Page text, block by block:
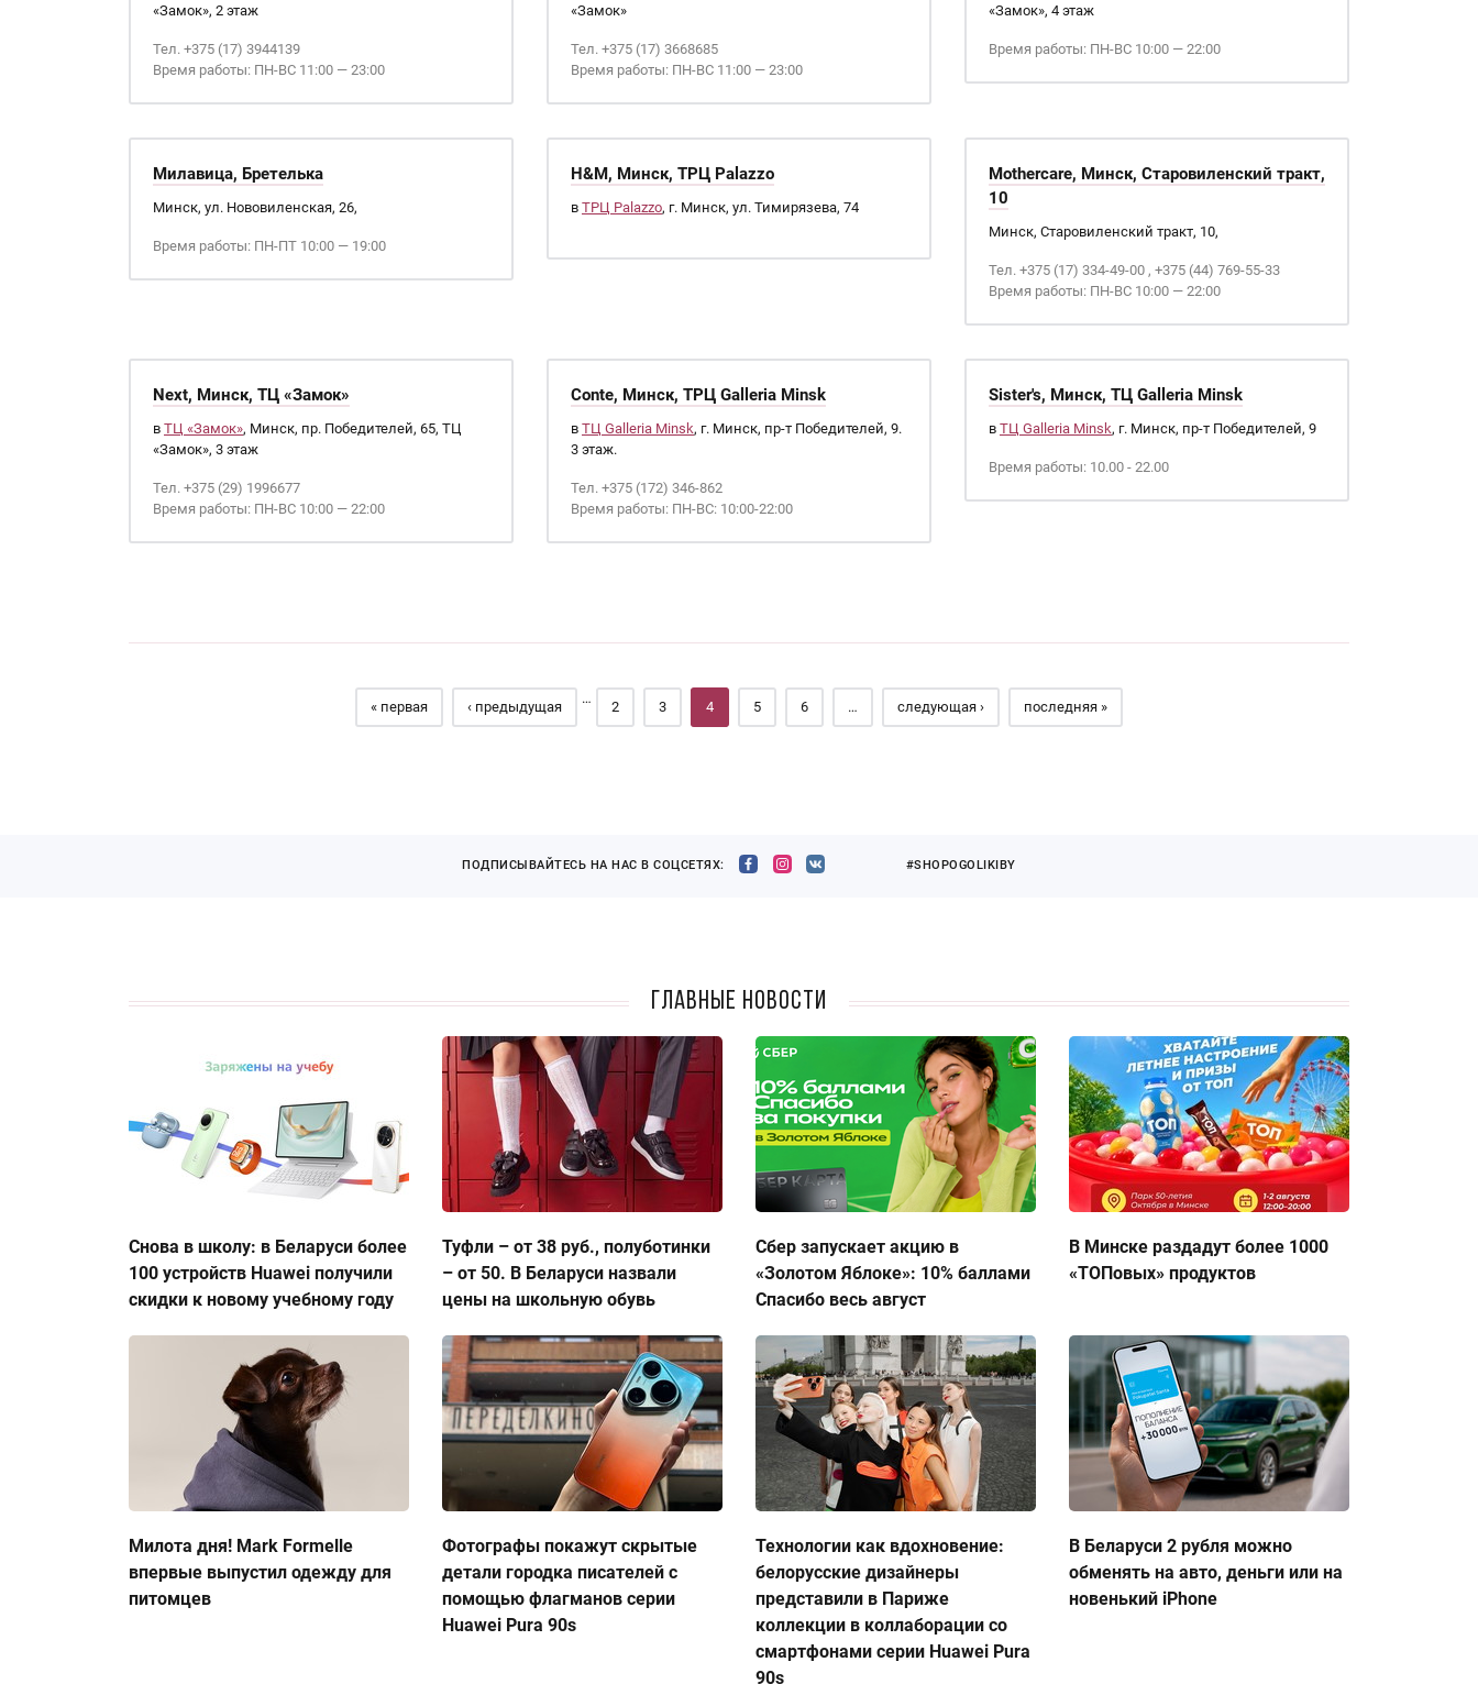
«Замок», 2 этаж
Тел. +375 (17) 3944139
Время работы: ПН-ВС 11:00 — 23:00
«Замок»
Тел. +375 (17) 3668685
Время работы: ПН-ВС 11:00 — 23:00
«Замок», 4 этаж
Время работы: ПН-ВС 10:00 — 22:00
Милавица, Бретелька
Минск, ул. Нововиленская, 26,
Время работы: ПН-ПТ 10:00 — 19:00
H&M, Минск, ТРЦ Palazzo
в ТРЦ Palazzo, г. Минск, ул. Тимирязева, 74
Mothercare, Минск, Старовиленский тракт,
10
Минск, Старовиленский тракт, 10,
Тел. +375 (17) 334-49-00 , +375 (44) 769-55-33
Время работы: ПН-ВС 10:00 — 22:00
Next, Минск, ТЦ «Замок»
в ТЦ «Замок», Минск, пр. Победителей, 65, ТЦ
«Замок», 3 этаж
Тел. +375 (29) 1996677
Время работы: ПН-ВС 10:00 — 22:00
Conte, Минск, ТРЦ Galleria Minsk
в ТЦ Galleria Minsk, г. Минск, пр-т Победителей, 9.
3 этаж.
Тел. +375 (172) 346-862
Время работы: ПН-ВС: 10:00-22:00
Sister's, Минск, ТЦ Galleria Minsk
в ТЦ Galleria Minsk, г. Минск, пр-т Победителей, 9
Время работы: 10.00 - 22.00
« первая ‹ предыдущая
…
2 3 4 5 6 … следующая › последняя »
ПОДПИСЫВАЙТЕСЬ НА НАС В СОЦСЕТЯХ: #SHOPOGOLIKIBY
Главные новости
Снова в школу: в Беларуси более
100 устройств Huawei получили
скидки к новому учебному году
Туфли – от 38 руб., полуботинки
– от 50. В Беларуси назвали
цены на школьную обувь
Сбер запускает акцию в
«Золотом Яблоке»: 10% баллами
Спасибо весь август
В Минске раздадут более 1000
«ТОПовых» продуктов
Милота дня! Mark Formelle
впервые выпустил одежду для
питомцев
Фотографы покажут скрытые
детали городка писателей с
помощью флагманов серии
Huawei Pura 90s
Технологии как вдохновение:
белорусские дизайнеры
представили в Париже
коллекции в коллаборации со
смартфонами серии Huawei Pura
90s
В Беларуси 2 рубля можно
обменять на авто, деньги или на
новенький iPhone